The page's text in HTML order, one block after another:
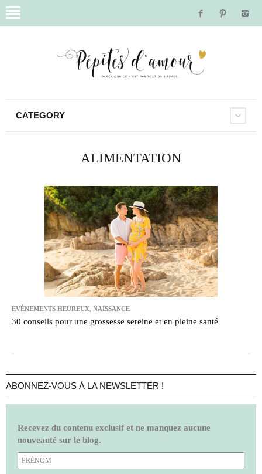
CATEGORY
ALIMENTATION
EVÉNEMENTS HEUREUX NAISSANCE
30 conseils pour une grossesse sereine et en pleine santé
ABONNEZ-VOUS À LA NEWSLETTER !
Recevez du contenu exclusif et ne manquez aucune
nouveauté sur le blog.